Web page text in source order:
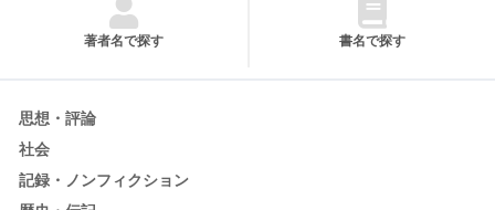
著者名で探す 書名で探す
思想・評論
社会
記録・ノンフィクション